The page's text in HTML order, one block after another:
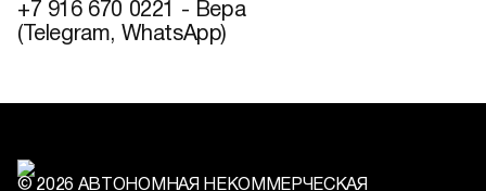
+7 916 670 0221 - Вера
(Telegram, WhatsApp)
© 2026 АВТОНОМНАЯ НЕКОММЕРЧЕСКАЯ